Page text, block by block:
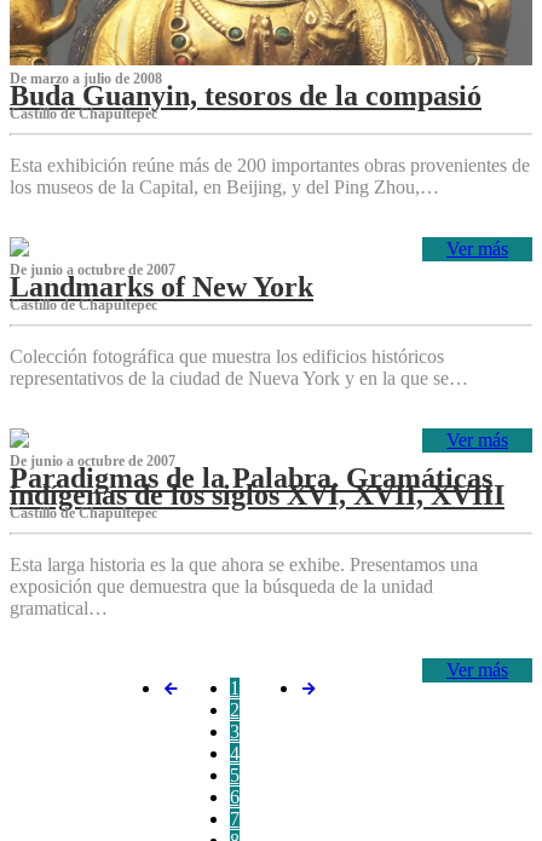
De marzo a julio de 2008
Buda Guanyin, tesoros de la compasió
Castillo de Chapultepec
Esta exhibición reúne más de 200 importantes obras provenientes de
los museos de la Capital, en Beijing, y del Ping Zhou,…
Ver más
De junio a octubre de 2007
Landmarks of New York
Castillo de Chapultepec
Colección fotográfica que muestra los edificios históricos
representativos de la ciudad de Nueva York y en la que se…
Ver más
De junio a octubre de 2007
Paradigmas de la Palabra. Gramáticas
indígenas de los siglos XVI, XVII, XVIII
Castillo de Chapultepec
Esta larga historia es la que ahora se exhibe. Presentamos una
exposición que demuestra que la búsqueda de la unidad
gramatical…
Ver más
1
2
3
4
5
6
7